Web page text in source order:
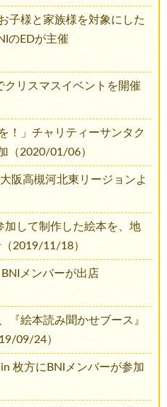
子様と家族様を対象にした
のEDが主催
クリスマスイベントを開催
！」チャリティーサンタク
（2020/01/06）
阪高槻河北東リージョンよ
加して制作した絵本を、地
2019/11/18）
メンバーが出店
『絵本読み聞かせブース』
09/24）
枚方にBNIメンバーが参加